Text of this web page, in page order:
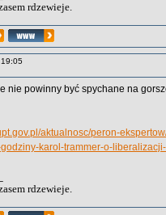
rdzewieje.
19:05
nie powinny być spychane na
aktualnosc/peron-
karol-trammer-o-
rdzewieje.